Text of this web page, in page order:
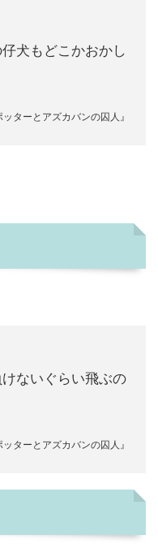
犬もどこかおかし
ッターとアズカバンの囚人』
けないぐらい飛ぶの
ッターとアズカバンの囚人』